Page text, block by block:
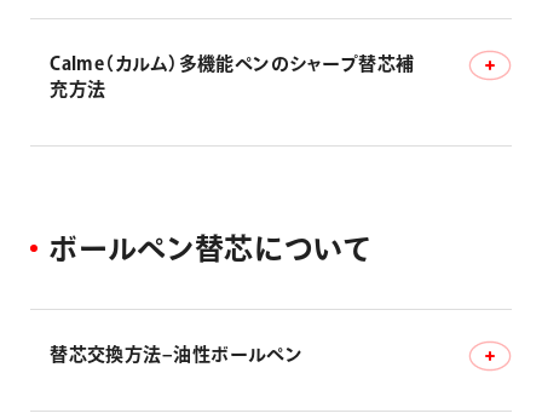
油性ボールペン 替芯の補充方法-カルム
Calme（カルム）多機能ペンのシャープ替芯補
充方法
ボールペン替芯について
替芯交換方法–油性ボールペン